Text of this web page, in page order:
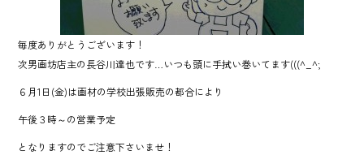
毎度ありがとうございます！
次男画坊店主の長谷川達也です…いつも頭に手拭い巻いてます(((^_^;
６月1日(金)は画材の学校出張販売の都合により
午後３時～の営業予定
となりますのでご注意下さいませ！